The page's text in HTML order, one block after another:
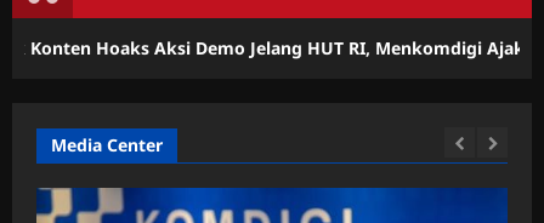
Aksi Demo Jelang HUT RI, Menkomdigi Ajak Masyarakat
Media Center